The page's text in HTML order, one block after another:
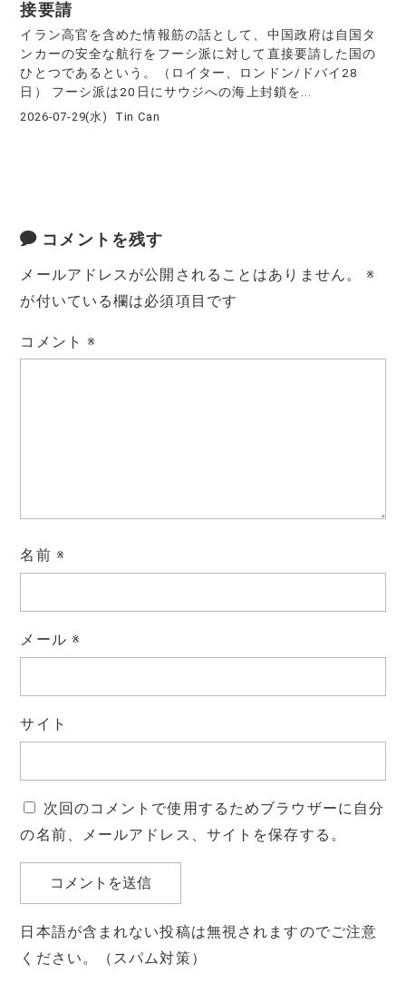
接要請
イラン高官を含めた情報筋の話として、中国政府は自国タ
ンカーの安全な航行をフーシ派に対して直接要請した国の
ひとつであるという。（ロイター、ロンドン/ドバイ28
日） フーシ派は20日にサウジへの海上封鎖を...
2026-07-29(水) Tin Can
コメントを残す
メールアドレスが公開されることはありません。
※
が付いている欄は必須項目です
コメント※
名前 ※
メール ※
サイト
次回のコメントで使用するためブラウザーに自分
の名前、メールアドレス、サイトを保存する。
日本語が含まれない投稿は無視されますのでご注意
ください。（スパム対策）